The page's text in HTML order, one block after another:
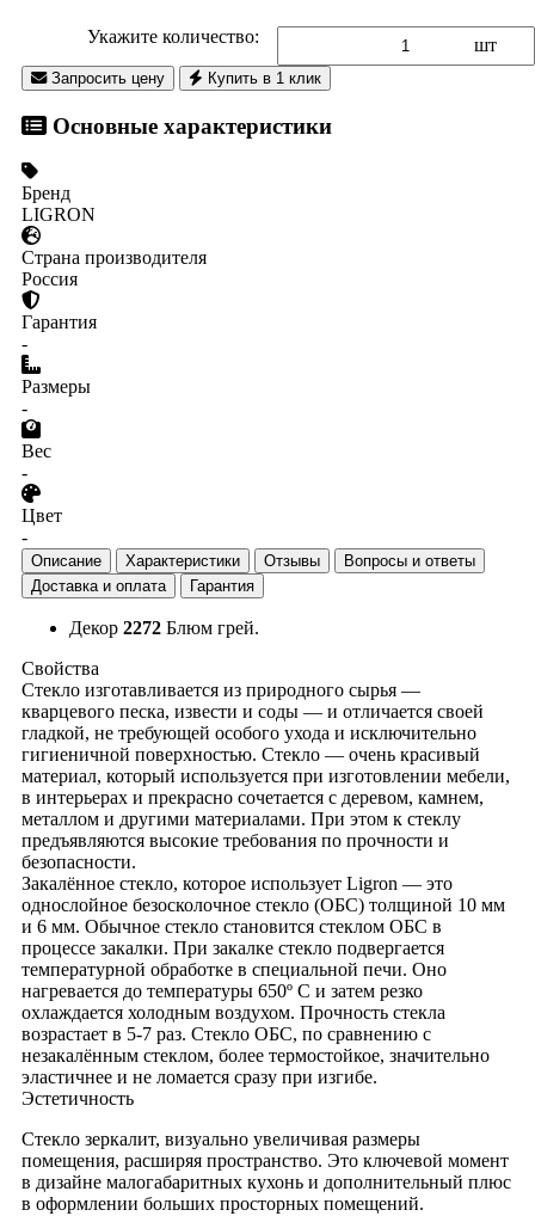
Укажите количество: шт
Запросить цену Купить в 1 клик
Основные характеристики
Бренд
LIGRON
Страна производителя
Россия
Гарантия
-
Размеры
-
Вес
-
Цвет
-
Описание Характеристики Отзывы
Вопросы и ответы
Доставка и оплата
Гарантия
Декор 2272 Блюм грей.
Свойства
Стекло изготавливается из природного сырья —
кварцевого песка, извести и соды — и отличается своей
гладкой, не требующей особого ухода и исключительно
гигиеничной поверхностью. Стекло — очень красивый
материал, который используется при изготовлении мебели,
в интерьерах и прекрасно сочетается с деревом, камнем,
металлом и другими материалами. При этом к стеклу
предъявляются высокие требования по прочности и
безопасности.
Закалённое стекло, которое использует Ligron — это
однослойное безосколочное стекло (ОБС) толщиной 10 мм
и 6 мм. Обычное стекло становится стеклом ОБС в
процессе закалки. При закалке стекло подвергается
температурной обработке в специальной печи. Оно
нагревается до температуры 650º С и затем резко
охлаждается холодным воздухом. Прочность стекла
возрастает в 5-7 раз. Стекло ОБС, по сравнению с
незакалённым стеклом, более термостойкое, значительно
эластичнее и не ломается сразу при изгибе.
Эстетичность
Стекло зеркалит, визуально увеличивая размеры
помещения, расширяя пространство. Это ключевой момент
в дизайне малогабаритных кухонь и дополнительный плюс
в оформлении больших просторных помещений.